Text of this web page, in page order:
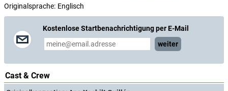
Originalsprache: Englisch
Kostenlose Startbenachrichtigung per E-Mail
weiter
Cast & Crew